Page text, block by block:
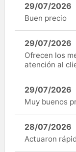
29/07/2026
Buen precio
29/07/2026
Ofrecen los
atención al
29/07/2026
Muy buenos
28/07/2026
Actuaron